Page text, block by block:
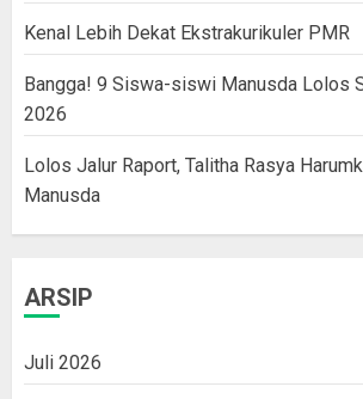
Kenal Lebih Dekat Ekstrakurikuler PMR
Bangga! 9 Siswa-siswi Manusda Lolos
2026
Lolos Jalur Raport, Talitha Rasya
Manusda
ARSIP
Juli 2026